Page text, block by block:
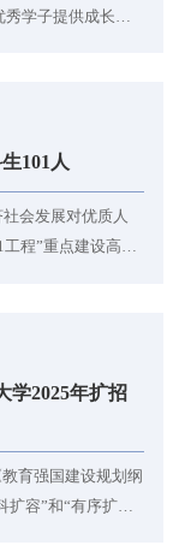
学子提供成长成
拔尖创新人才培养
101人
会发展对优质人
程”重点建设高
。新增计划将重
学2025年扩招
育强国建设规划纲
扩容”和“有序扩大